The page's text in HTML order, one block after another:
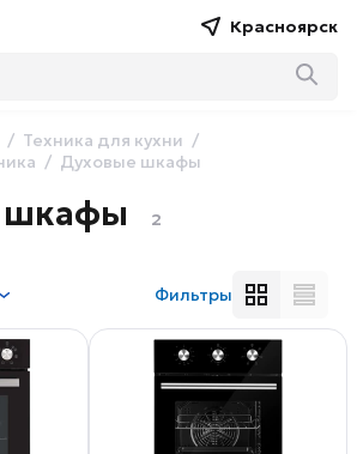
Красноярск
Техника для кухни
Духовые шкафы
шкафы 2
Фильтры